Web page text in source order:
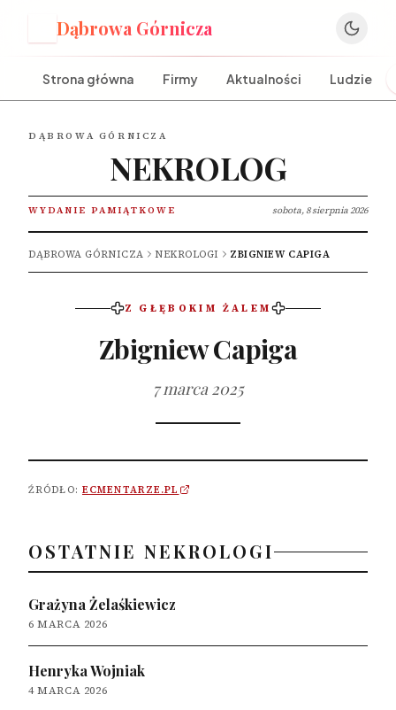
Dąbrowa Górnicza
Strona główna Firmy Aktualności Ludzie
DĄBROWA GÓRNICZA
NEKROLOG
WYDANIE PAMIĄTKOWE sobota, 8 sierpnia 2026
DĄBROWA GÓRNICZA NEKROLOGI ZBIGNIEW CAPIGA
Z GŁĘBOKIM ŻALEM
Zbigniew Capiga
7 marca 2025
ŹRÓDŁO: ECMENTARZE.PL
OSTATNIE NEKROLOGI
Grażyna Żelaśkiewicz
6 MARCA 2026
Henryka Wojniak
4 MARCA 2026